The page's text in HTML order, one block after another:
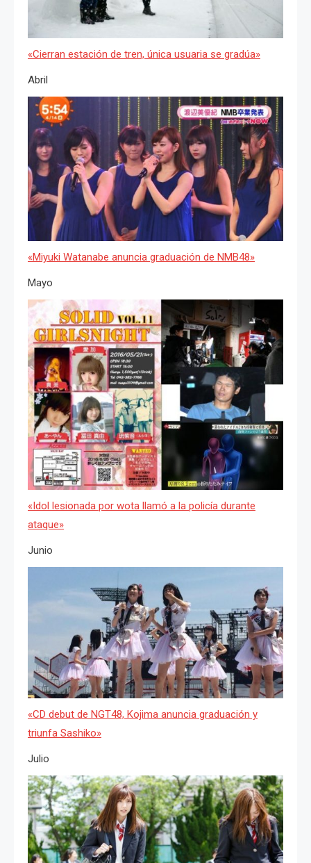
«Cierran estación de tren, única usuaria se gradúa»
Abril
«Miyuki Watanabe anuncia graduación de NMB48»
Mayo
«Idol lesionada por wota llamó a la policía durante
ataque»
Junio
«CD debut de NGT48, Kojima anuncia graduación y
triunfa Sashiko»
Julio